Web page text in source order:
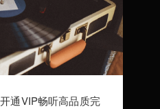
通VIP畅听高品质完